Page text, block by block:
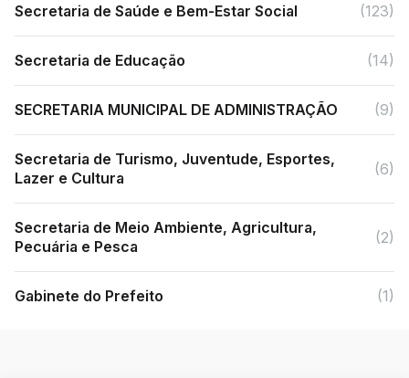
Secretaria de Saúde e Bem-Estar Social (123)
Secretaria de Educação (14)
SECRETARIA MUNICIPAL DE ADMINISTRAÇÃO (9)
Secretaria de Turismo, Juventude, Esportes,
Lazer e Cultura
(6)
Secretaria de Meio Ambiente, Agricultura,
Pecuária e Pesca
(2)
Gabinete do Prefeito (1)